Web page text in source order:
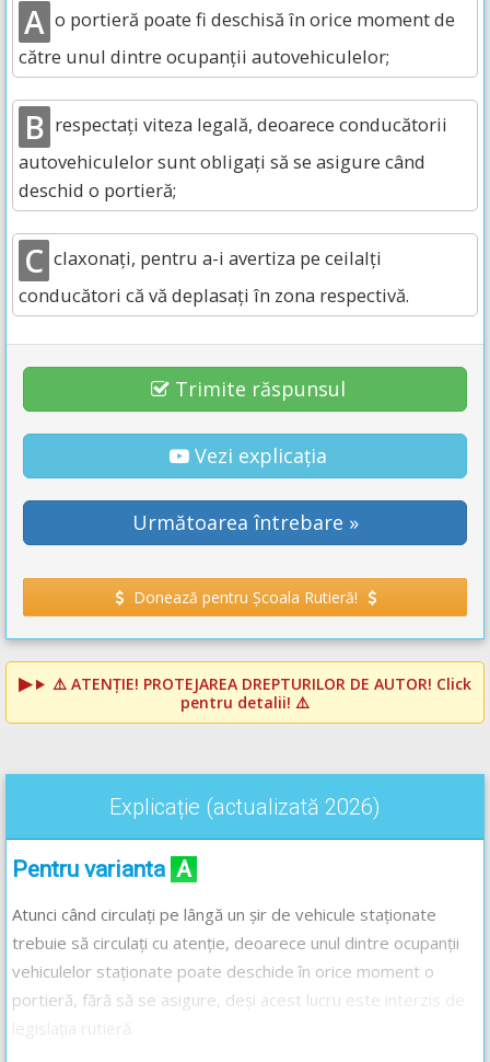
A o portieră poate fi deschisă în orice moment de
către unul dintre ocupanții autovehiculelor;
B respectați viteza legală, deoarece conducătorii
autovehiculelor sunt obligați să se asigure când
deschid o portieră;
C claxonați, pentru a-i avertiza pe ceilalți
conducători că vă deplasați în zona respectivă.
Trimite răspunsul
Vezi explicația
Următoarea întrebare »
Donează pentru Școala Rutieră!
⚠️ ATENȚIE! PROTEJAREA DREPTURILOR DE AUTOR! Click
pentru detalii! ⚠️
Explicație (actualizată 2026)
Pentru variantaA
Atunci când circulați pe lângă un șir de vehicule staționate
trebuie să circulați cu atenție, deoarece unul dintre ocupanții
vehiculelor staționate poate deschide în orice moment o
portieră, fără să se asigure, deși acest lucru este interzis de